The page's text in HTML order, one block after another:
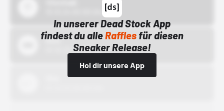
In unserer Dead Stock App
findest du alleRafflesfür diesen
Sneaker Release!
Hol dir unsere App
Bstn
01.10.22 00:00 Uhr